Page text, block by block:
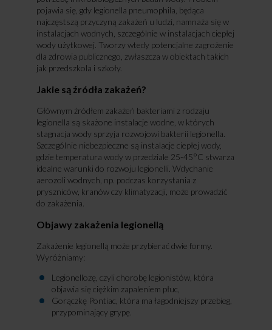
pojawia się, gdy legionella pneumophila, będąca
najczęstszą przyczyną zakażeń u ludzi, namnaża się w
instalacjach wodnych, szczególnie w instalacjach ciepłej
wody użytkowej. Tworzy wtedy potencjalne zagrożenie
dla zdrowia publicznego, zwłaszcza w obiektach takich
jak przedszkola i szkoły.
Jakie są źródła zakażeń?
Głównym źródłem zakażeń bakteriami z rodzaju
legionella są skażone instalacje wodne, w których
stagnacja wody sprzyja rozwojowi bakterii legionella.
Szczególnie niebezpieczne są instalacje ciepłej wody,
gdzie temperatura wody w przedziale 25-45°C stwarza
idealne warunki do rozwoju legionelli. Wdychanie
aerozoli wodnych, np. podczas korzystania z
pryszniców, kranów czy klimatyzacji, może prowadzić
do zakażenia.
Objawy zakażenia legionellą
Zakażenie legionellą może przybierać dwie formy.
Wyróżniamy:
Legionellozę, czyli chorobę legionistów, która
objawia się ciężkim zapaleniem płuc,
Gorączkę Pontiac, która ma łagodniejszy przebieg,
przypominający grypę.